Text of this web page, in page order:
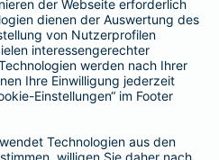
Zahnversicherung
unserer Produkte Sie sich
Tarifen erwartet Sie ein
für Sie am besten
stehen Ihnen gerne für ein